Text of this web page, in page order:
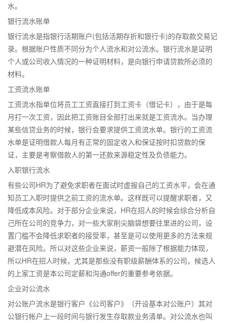
水。
银行流水账单
银行流水是指银行活期账户(包括活期存折和银行卡)的存取款交易记
录。根据账户性质不同分为个人流水和对公流水。银行流水是证明
个人或公司收入情况的一种证明材料，是向银行申请贷款所必须的
材料。
工资流水账单
工资流水指单位将员工工资直接打到工资卡（借记卡），由于是每
月打一次工资，因此把工资账目全部打出来就是工资流水。当办理
某些信贷业务的时候，银行会要求提供工资流水单。银行的工资流
水单是证明借款人每月有正常的固定收入和保证按时扣贷款的保
证，主要是考察借款人的第一还款来源稳定性及负债能力。
入职银行流水
有些公司HR为了避免求职者在面试时虚报自己的工资水平，会在通
知员工入职时提供之前工资的流水单。这样既可以提醒求职者，又
降低成本风险。对于部分企业来说，HR在招人的时候会综合分析自
己所在公司的竞争力，对一些大家削尖脑袋想要往里进的公司，设
置门槛不会降低求职者的接受率，甚至是可以使用更多的方法来规
避潜在风险。所以对这些企业来说，薪资一般除了根据能力体现，
所以HR在招人时候，尤其是那些没有职级薪酬体系的公司，候选人
的上家工资是本公司定薪和沟通offer的重要参考依据。
企业对公流水
对公账户流水是银行客户《公司客户》（开设基本对公账户）其对
公银行帐户上一段时间与银行发生存取款业务清单。对公流水也叫